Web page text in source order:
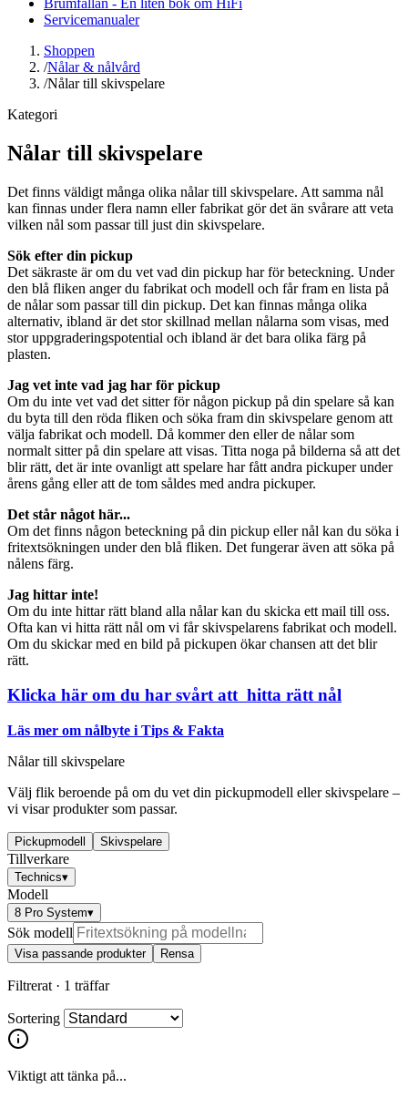
Servicemanualer
Shoppen
/Nålar & nålvård
/Nålar till skivspelare
Kategori
Nålar till skivspelare
Det finns väldigt många olika nålar till skivspelare. Att samma nål
kan finnas under flera namn eller fabrikat gör det än svårare att veta
vilken nål som passar till just din skivspelare.
Sök efter din pickup
Det säkraste är om du vet vad din pickup har för beteckning. Under
den blå fliken anger du fabrikat och modell och får fram en lista på
de nålar som passar till din pickup. Det kan finnas många olika
alternativ, ibland är det stor skillnad mellan nålarna som visas, med
stor uppgraderingspotential och ibland är det bara olika färg på
plasten.
Jag vet inte vad jag har för pickup
Om du inte vet vad det sitter för någon pickup på din spelare så kan
du byta till den röda fliken och söka fram din skivspelare genom att
välja fabrikat och modell. Då kommer den eller de nålar som
normalt sitter på din spelare att visas. Titta noga på bilderna så att det
blir rätt, det är inte ovanligt att spelare har fått andra pickuper under
årens gång eller att de tom såldes med andra pickuper.
Det står något här...
Om det finns någon beteckning på din pickup eller nål kan du söka i
fritextsökningen under den blå fliken. Det fungerar även att söka på
nålens färg.
Jag hittar inte!
Om du inte hittar rätt bland alla nålar kan du skicka ett mail till oss.
Ofta kan vi hitta rätt nål om vi får skivspelarens fabrikat och modell.
Om du skickar med en bild på pickupen ökar chansen att det blir
rätt.
Klicka här om du har svårt att hitta rätt nål
Läs mer om nålbyte i Tips & Fakta
Nålar till skivspelare
Välj flik beroende på om du vet din pickupmodell eller skivspelare –
vi visar produkter som passar.
Pickupmodell Skivspelare
Tillverkare
Technics▾
Modell
8 Pro System▾
Sök modell
Visa passande produkter Rensa
Filtrerat · 1 träffar
Sortering
Viktigt att tänka på...